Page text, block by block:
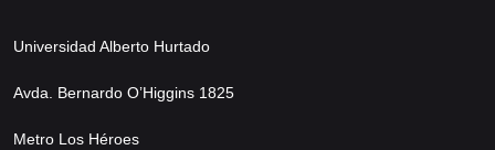
Universidad Alberto Hurtado
Avda. Bernardo O’Higgins 1825
Metro Los Héroes